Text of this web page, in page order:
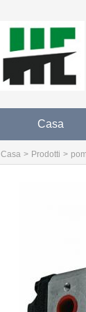
Casa
Casa > Prodotti >